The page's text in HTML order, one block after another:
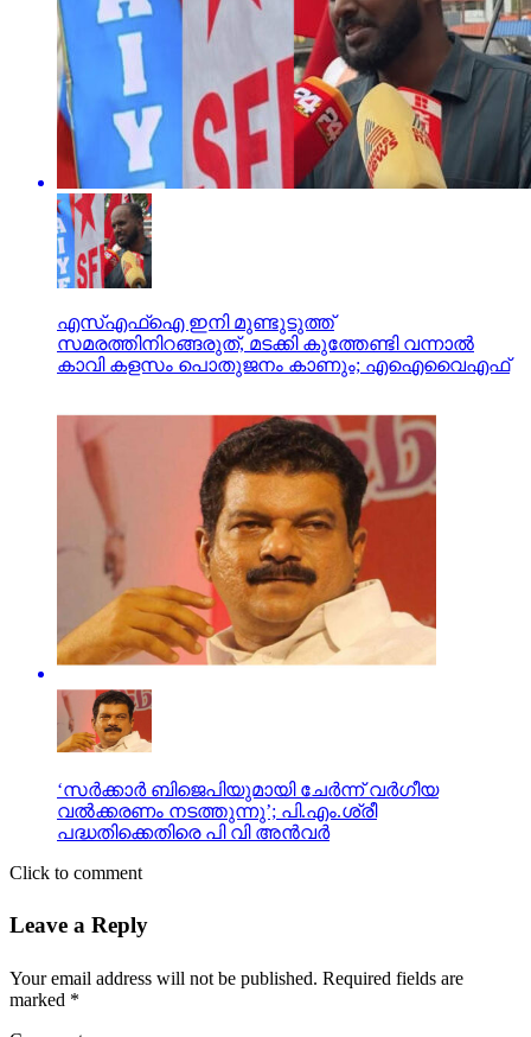
എസ്എഫ്‌ഐ ഇനി മുണ്ടുടുത്ത്
സമരത്തിനിറങ്ങരുത്, മടക്കി കുത്തേണ്ടി വന്നാല്‍
കാവി കളസം പൊതുജനം കാണും; എഐവൈഎഫ്
‘സർക്കാർ ബിജെപിയുമായി ചേർന്ന് വർഗീയ
വൽക്കരണം നടത്തുന്നു’; പി.എം.ശ്രീ
പദ്ധതിക്കെതിരെ പി വി അൻവർ
Click to comment
Leave a Reply
Your email address will not be published. Required fields are
marked *